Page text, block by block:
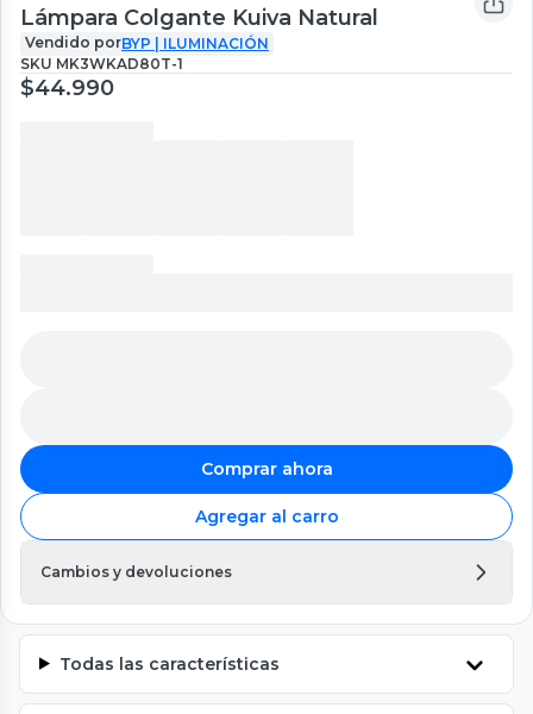
Lámpara Colgante Kuiva Natural
Vendido porBYP | ILUMINACIÓN
SKU MK3WKAD80T-1
$44.990
Comprar ahora
Agregar al carro
Cambios y devoluciones
Todas las características